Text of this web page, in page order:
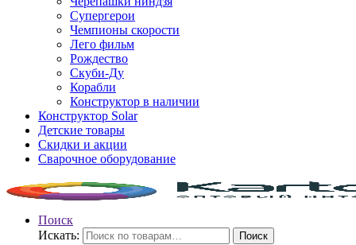
Супергерои
Чемпионы скорости
Лего фильм
Рождество
Скуби-Ду
Корабли
Конструктор в наличии
Конструктор Solar
Детские товары
Скидки и акции
Сварочное оборудование
Поиск
Искать:
Поиск